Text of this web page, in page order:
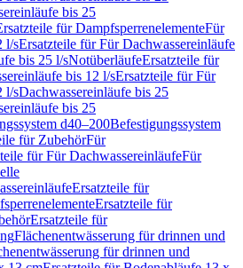
bis 25
für DampfsperrenelementeFür
l/sErsatzteile für Für Dachwassereinläufe
bis 25 l/sNotüberläufeErsatzteile für
bis 12 l/sErsatzteile für Für
l/sDachwassereinläufe bis 25
bis 25
d40–200Befestigungssystem
für ZubehörFür
für Für DachwassereinläufeFür
Ersatzteile für
Ersatzteile für
Ersatzteile für
Flächenentwässerung für drinnen und
für drinnen und